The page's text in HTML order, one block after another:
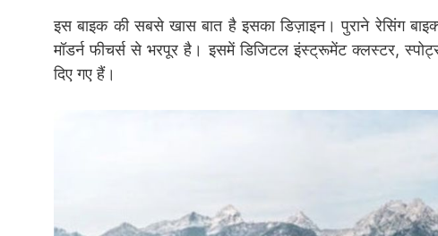
इस बाइक की सबसे खास बात है इसका डिज़ाइन। पुराने रेसिंग
मॉडर्न फीचर्स से भरपूर है। इसमें डिजिटल इंस्ट्रूमेंट क्लस्टर,
दिए गए हैं।